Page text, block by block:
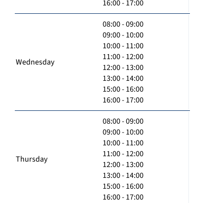
16:00 - 17:00
Wednesday
08:00 - 09:00
09:00 - 10:00
10:00 - 11:00
11:00 - 12:00
12:00 - 13:00
13:00 - 14:00
15:00 - 16:00
16:00 - 17:00
Thursday
08:00 - 09:00
09:00 - 10:00
10:00 - 11:00
11:00 - 12:00
12:00 - 13:00
13:00 - 14:00
15:00 - 16:00
16:00 - 17:00